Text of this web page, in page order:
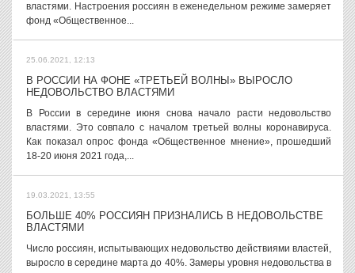
властями. Настроения россиян в еженедельном режиме замеряет
фонд «Общественное...
25.06.2021, 12:13
В РОССИИ НА ФОНЕ «ТРЕТЬЕЙ ВОЛНЫ» ВЫРОСЛО
НЕДОВОЛЬСТВО ВЛАСТЯМИ
В России в середине июня снова начало расти недовольство
властями. Это совпало с началом третьей волны коронавируса.
Как показал опрос фонда «Общественное мнение», прошедший
18-20 июня 2021 года,...
19.03.2021, 13:55
БОЛЬШЕ 40% РОССИЯН ПРИЗНАЛИСЬ В НЕДОВОЛЬСТВЕ
ВЛАСТЯМИ
Число россиян, испытывающих недовольство действиями властей,
выросло в середине марта до 40%. Замеры уровня недовольства в